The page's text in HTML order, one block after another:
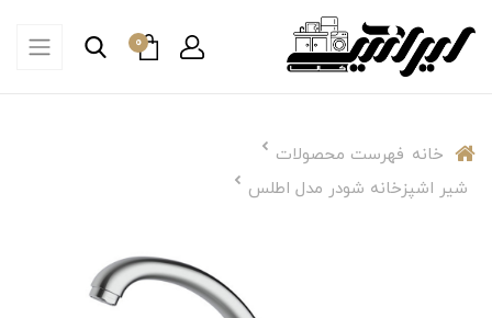
0
خانه فهرست محصولات
شیر اشپزخانه شودر مدل اطلس